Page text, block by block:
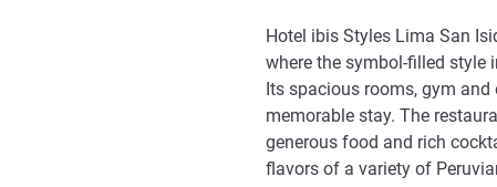
Hotel ibis Styles Lima San
where the symbol-filled style
Its spacious rooms, gym
memorable stay. The
generous food and rich
flavors of a variety of